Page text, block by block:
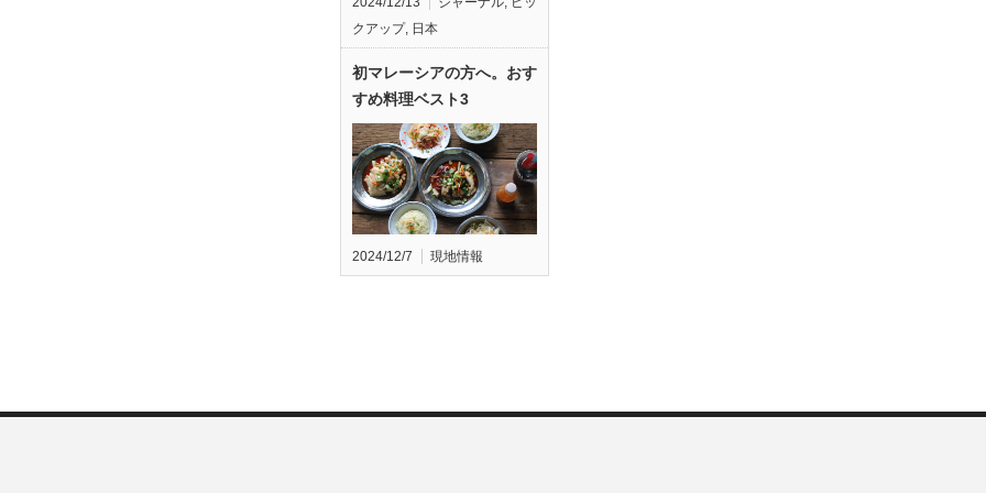
クアップ, 日本
初マレーシアの方へ。おす
すめ料理ベスト3
2024/12/7 現地情報